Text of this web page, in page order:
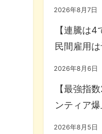
2026年8月7日
【連騰は4
民間雇用
2026年8月6日
【最強指
ンティア
2026年8月5日